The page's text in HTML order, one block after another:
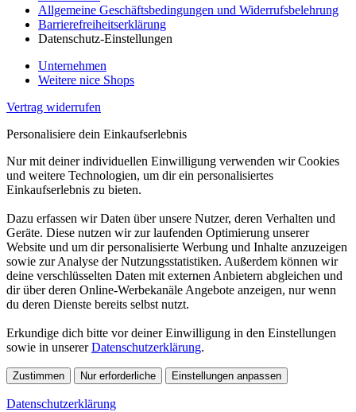
Allgemeine Geschäftsbedingungen und Widerrufsbelehrung
Barrierefreiheitserklärung
Datenschutz-Einstellungen
Unternehmen
Weitere nice Shops
Vertrag widerrufen
Personalisiere dein Einkaufserlebnis
Nur mit deiner individuellen Einwilligung verwenden wir Cookies
und weitere Technologien, um dir ein personalisiertes
Einkaufserlebnis zu bieten.
Dazu erfassen wir Daten über unsere Nutzer, deren Verhalten und
Geräte. Diese nutzen wir zur laufenden Optimierung unserer
Website und um dir personalisierte Werbung und Inhalte anzuzeigen
sowie zur Analyse der Nutzungsstatistiken. Außerdem können wir
deine verschlüsselten Daten mit externen Anbietern abgleichen und
dir über deren Online-Werbekanäle Angebote anzeigen, nur wenn
du deren Dienste bereits selbst nutzt.
Erkundige dich bitte vor deiner Einwilligung in den Einstellungen
sowie in unsererDatenschutzerklärung.
Zustimmen Nur erforderliche Einstellungen anpassen
Datenschutzerklärung